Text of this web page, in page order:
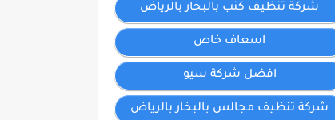
شركة تنظيف كنب بالبخار بالرياض
اسعاف خاص
افضل شركة سيو
شركة تنظيف مجالس بالبخار بالرياض